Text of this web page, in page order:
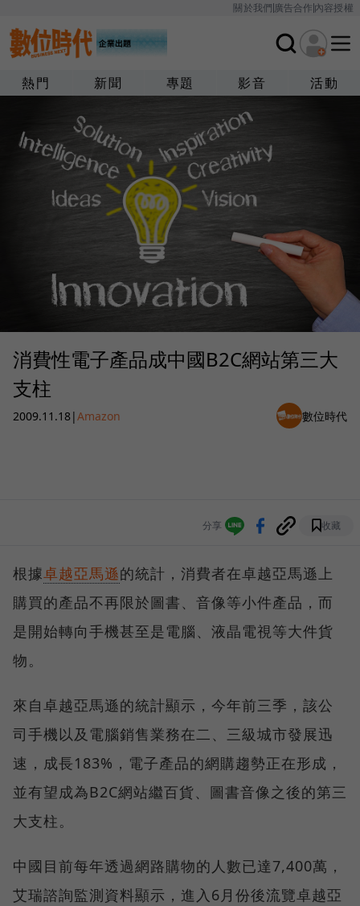
關於我們廣告合作內容授權
熱門 新聞 專題 影音 活動
消費性電子產品成中國B2C網站第三大
支柱
2009.11.18|Amazon 數位時代
分享 收藏
根據卓越亞馬遜的統計，消費者在卓越亞馬遜上
購買的產品不再限於圖書、音像等小件產品，而
是開始轉向手機甚至是電腦、液晶電視等大件貨
物。
來自卓越亞馬遜的統計顯示，今年前三季，該公
司手機以及電腦銷售業務在二、三級城市發展迅
速，成長183%，電子產品的網購趨勢正在形成，
並有望成為B2C網站繼百貨、圖書音像之後的第三
大支柱。
中國目前每年透過網路購物的人數已達7,400萬，
艾瑞諮詢監測資料顯示，進入6月份後流覽卓越亞